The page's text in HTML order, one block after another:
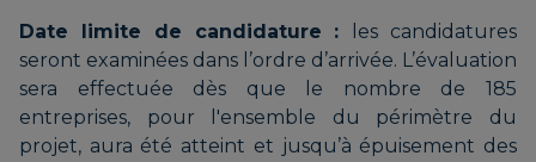
Date limite de candidature :
les candidatures
seront examinées dans l’ordre d’arrivée. L’évaluation
sera effectuée dès que le nombre de 185
entreprises, pour l'ensemble du périmètre du
projet, aura été atteint et jusqu’à épuisement des